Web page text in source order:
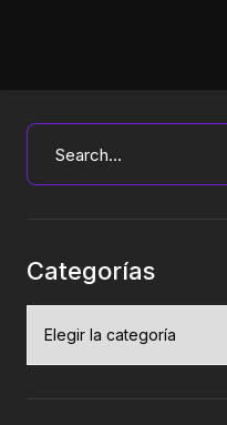
Categorías